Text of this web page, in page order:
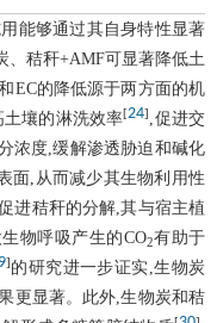
能够通过其自身特性显著
、秸秆+AMF可显著降低土
EC的降低源于两方面的机
壤的淋洗效率[24] ,促进交
浓度,缓解渗透胁迫和碱化
面,从而减少其生物利用性
进秸秆的分解,其与宿主植
物呼吸产生的CO2有助于
] 的研究进一步证实,生物炭
更显著。此外,生物炭和秸